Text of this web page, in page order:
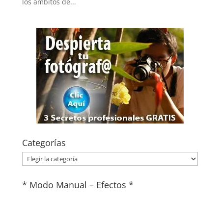
los ámbitos de...
Categorías
Categorías
* Modo Manual – Efectos *